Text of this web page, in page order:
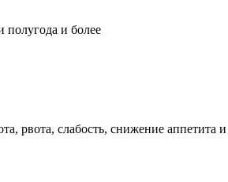
полугода и более
рвота, слабость, снижение аппетита и